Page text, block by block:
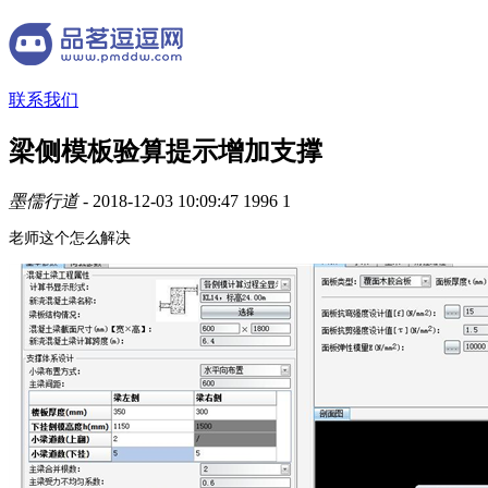
联系我们
梁侧模板验算提示增加支撑
墨儒行道- 2018-12-03 10:09:47 1996 1
老师这个怎么解决